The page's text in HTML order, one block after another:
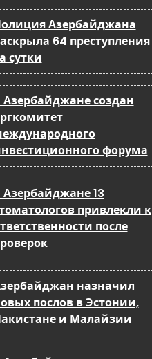
Азербайджана
64 преступления
сутки
Азербайджане создан
форума
Азербайджане 13
привлекли к
после
назначил
послов в Эстонии,
и Малайзии